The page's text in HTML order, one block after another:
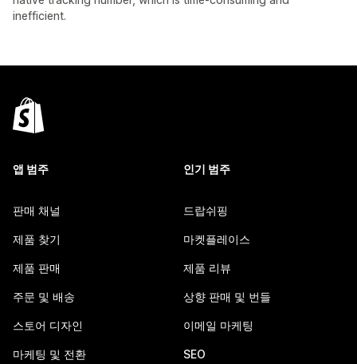
inefficient.
앱 범주
판매 채널
제품 찾기
제품 판매
주문 및 배송
스토어 디자인
마케팅 및 전환
인기 범주
드랍쉬핑
마켓플레이스
제품 리뷰
상향 판매 및 번들
이메일 마케팅
SEO